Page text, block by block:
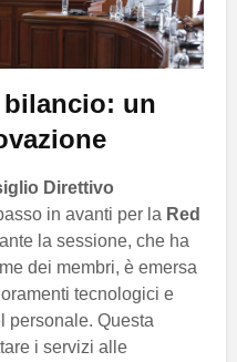
un
Direttivo
in avanti per la Red
la sessione, che ha
dei membri, è emersa
tecnologici e
personale. Questa
i servizi alle